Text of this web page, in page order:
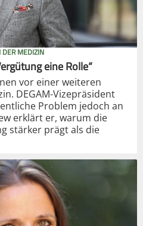
DER MEDIZIN
eine Rolle“
vor einer weiteren
DEGAM-Vizepräsident
Problem jedoch an
erklärt er, warum die
stärker prägt als die